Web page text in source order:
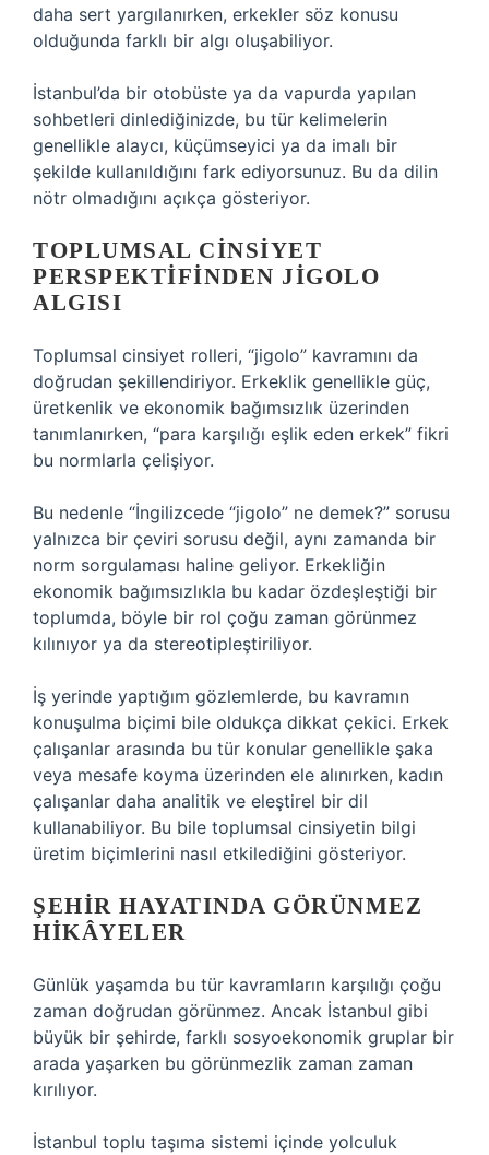
daha sert yargılanırken, erkekler söz konusu
olduğunda farklı bir algı oluşabiliyor.
İstanbul’da bir otobüste ya da vapurda yapılan
sohbetleri dinlediğinizde, bu tür kelimelerin
genellikle alaycı, küçümseyici ya da imalı bir
şekilde kullanıldığını fark ediyorsunuz. Bu da dilin
nötr olmadığını açıkça gösteriyor.
TOPLUMSAL CINSIYET
PERSPEKTIFINDEN JIGOLO
ALGISI
Toplumsal cinsiyet rolleri, “jigolo” kavramını da
doğrudan şekillendiriyor. Erkeklik genellikle güç,
üretkenlik ve ekonomik bağımsızlık üzerinden
tanımlanırken, “para karşılığı eşlik eden erkek” fikri
bu normlarla çelişiyor.
Bu nedenle “İngilizcede “jigolo” ne demek?” sorusu
yalnızca bir çeviri sorusu değil, aynı zamanda bir
norm sorgulaması haline geliyor. Erkekliğin
ekonomik bağımsızlıkla bu kadar özdeşleştiği bir
toplumda, böyle bir rol çoğu zaman görünmez
kılınıyor ya da stereotipleştiriliyor.
İş yerinde yaptığım gözlemlerde, bu kavramın
konuşulma biçimi bile oldukça dikkat çekici. Erkek
çalışanlar arasında bu tür konular genellikle şaka
veya mesafe koyma üzerinden ele alınırken, kadın
çalışanlar daha analitik ve eleştirel bir dil
kullanabiliyor. Bu bile toplumsal cinsiyetin bilgi
üretim biçimlerini nasıl etkilediğini gösteriyor.
ŞEHIR HAYATINDA GÖRÜNMEZ
HIKÂYELER
Günlük yaşamda bu tür kavramların karşılığı çoğu
zaman doğrudan görünmez. Ancak İstanbul gibi
büyük bir şehirde, farklı sosyoekonomik gruplar bir
arada yaşarken bu görünmezlik zaman zaman
kırılıyor.
İstanbul toplu taşıma sistemi içinde yolculuk